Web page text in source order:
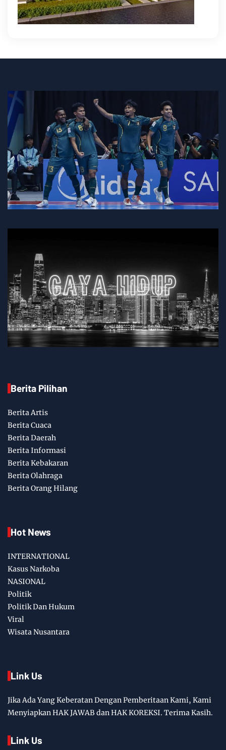
Berita Pilihan
Berita Artis
Berita Cuaca
Berita Daerah
Berita Informasi
Berita Kebakaran
Berita Olahraga
Berita Orang Hilang
Hot News
INTERNATIONAL
Kasus Narkoba
NASIONAL
Politik
Politik Dan Hukum
Viral
Wisata Nusantara
Link Us
Jika Ada Yang Keberatan Dengan Pemberitaan Kami, Kami
Menyiapkan HAK JAWAB dan HAK KOREKSI. Terima Kasih.
Link Us